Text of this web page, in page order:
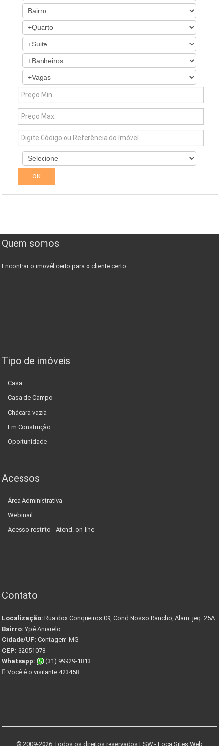
Quem somos
Encontrar o imovél certo para o cliente certo.
Tipo de imóveis
Casa
Casa de Campo
Chácara vazia
Em Construção
Oportunidade
Acessos
Área Administrativa
Webmail
Acesso restrito - Atend. on-line
Contato
Localização: Rua dos Conqueiros 09, Cond.Nosso Rancho, Alam. jeq. 25A
Bairro: Ypê Amarelo
Cidade/UF: Contagem-MG
CEP: 32051078
Whatsapp:
(31) 99929-1813
Você é o visitante 423458
© 2009-2026 Todos os direitos reservados LSW - Loca Sites Web